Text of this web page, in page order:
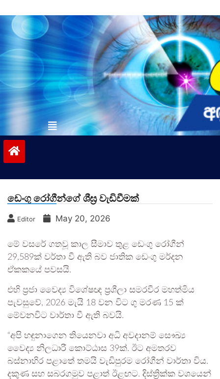
to
contentvinivida.lk
ඩෙංගු රෝගීන්ගේ ශීඝ්‍ර වැඩිවීමක්
Editor May 20, 2026
මේ වසරේ ගතවූ කාල සීමාව තුළ ඩෙංගු රෝගීන්
29,589ක් වර්තා වී ඇති බව ජාතික ඩෙංගු මර්දන
ඒකකයේ පවසයි.
එහි ප්‍රජා වෛද්‍ය විශේෂඥ ප්‍රශීලා සමරවීර මහත්මිය
පැවසුවේ, 2026 මැයි 18 වන විට ගු මරණ 15 ක්
මේවනවිට වාර්තා වී ඇති බවයි.
“අපි හඳුනාගෙන තියෙනවා අධි අවදානම් සෞඛ්‍ය
වෛද්‍ය නිලධාරී කොට්ඨාස 39ක්. ඊට අමතරව
බස්නාහිර පළාතේ තමයි වැඩිපුරම රෝගීන් වාර්තා විය.
දකුණ සහ සබරගමුව පළාත් ඊළඟට. දිස්ත්‍රික්ක වශයෙන්